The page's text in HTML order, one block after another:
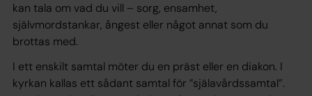
kan tala om vad du vill – sorg, ensamhet,
självmordstankar, ångest eller något annat som du
brottas med.
I ett enskilt samtal möter du en präst eller en diakon. I
kyrkan kallas ett sådant samtal för ”själavårdssamtal”.